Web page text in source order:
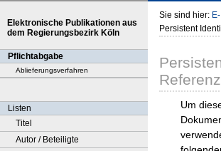
Elektronische Publikationen aus
dem Regierungsbezirk Köln
Pflichtabgabe
Ablieferungsverfahren
Listen
Titel
Autor / Beteiligte
Sie sind hier:
Persistent
Um